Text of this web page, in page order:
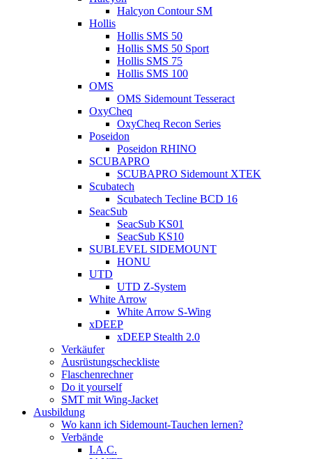
Halcyon Contour SM
Hollis
Hollis SMS 50
Hollis SMS 50 Sport
Hollis SMS 75
Hollis SMS 100
OMS
OMS Sidemount Tesseract
OxyCheq
OxyCheq Recon Series
Poseidon
Poseidon RHINO
SCUBAPRO
SCUBAPRO Sidemount XTEK
Scubatech
Scubatech Tecline BCD 16
SeacSub
SeacSub KS01
SeacSub KS10
SUBLEVEL SIDEMOUNT
HONU
UTD
UTD Z-System
White Arrow
White Arrow S-Wing
xDEEP
xDEEP Stealth 2.0
Verkäufer
Ausrüstungscheckliste
Flaschenrechner
Do it yourself
SMT mit Wing-Jacket
Ausbildung
Wo kann ich Sidemount-Tauchen lernen?
Verbände
I.A.C.